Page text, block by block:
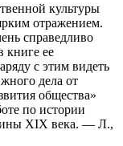
культуры
отражением.
справедливо
книге ее
с этим видеть
дела от
общества»
по истории
XIX века. — Л.,